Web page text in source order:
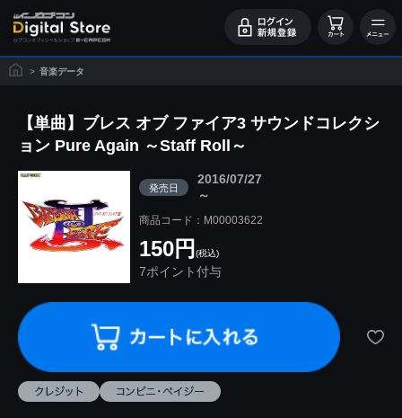
> 音楽データ
【単曲】ブレス オブ ファイア3 サウンドコレクシ
ョン Pure Again ～Staff Roll～
発売日
2016/07/27
～
商品コード：M00003622
150円 (税込)
7ポイント付与